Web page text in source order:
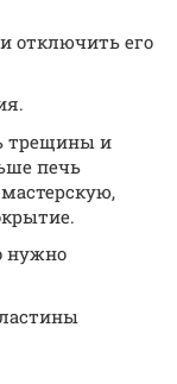
отключить его
трещины и
печь
нужно